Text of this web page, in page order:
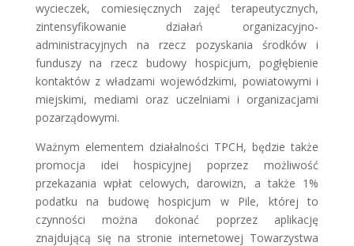
wycieczek, comiesięcznych zajęć terapeutycznych,
zintensyfikowanie działań organizacyjno-
administracyjnych na rzecz pozyskania środków i
funduszy na rzecz budowy hospicjum, pogłębienie
kontaktów z władzami wojewódzkimi, powiatowymi i
miejskimi, mediami oraz uczelniami i organizacjami
pozarządowymi.
Ważnym elementem działalności TPCH, będzie także
promocja idei hospicyjnej poprzez możliwość
przekazania wpłat celowych, darowizn, a także 1%
podatku na budowę hospicjum w Pile, której to
czynności można dokonać poprzez aplikację
znajdującą się na stronie internetowej Towarzystwa